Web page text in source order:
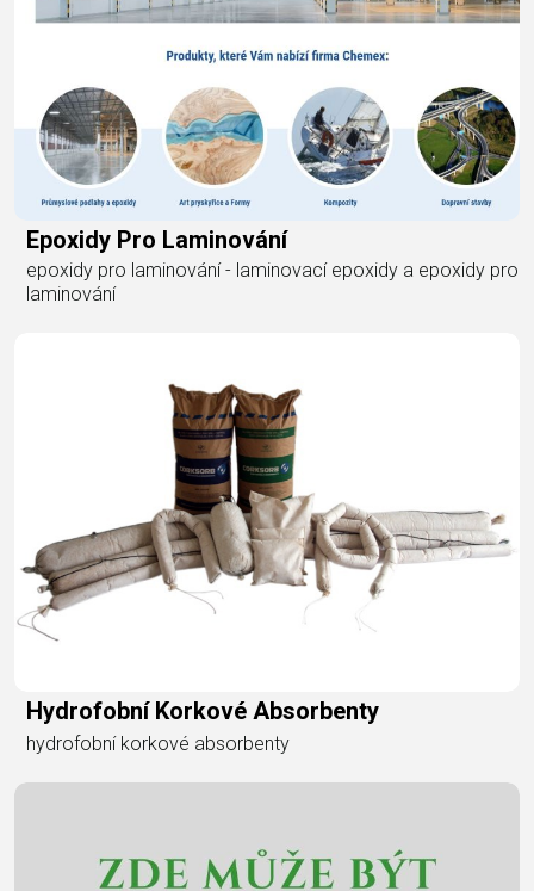
Epoxidy Pro Laminování
epoxidy pro laminování - laminovací epoxidy a epoxidy pro
laminování
Hydrofobní Korkové Absorbenty
hydrofobní korkové absorbenty